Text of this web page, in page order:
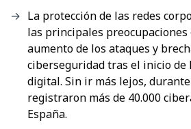
La protección de las redes
las principales preocupaciones
aumento de los ataques y
ciberseguridad tras el inicio
digital. Sin ir más lejos,
registraron más de 40.000
España.